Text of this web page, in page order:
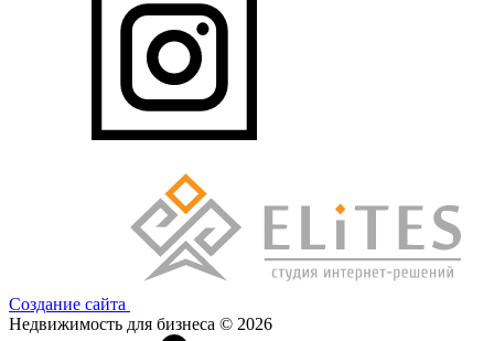
Создание сайта
Недвижимость для бизнеса © 2026